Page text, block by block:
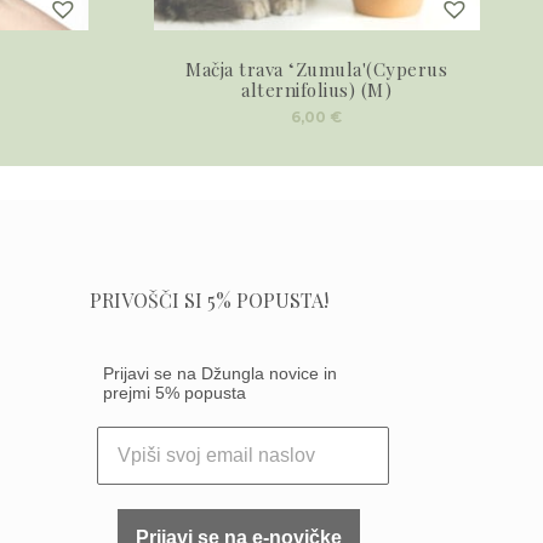
Mačja trava ‘Zumula'(Cyperus
alternifolius) (M)
6,00 €
PRIVOŠČI SI 5% POPUSTA!
Prijavi se na Džungla novice in
prejmi 5% popusta
Prijavi se na e-novičke